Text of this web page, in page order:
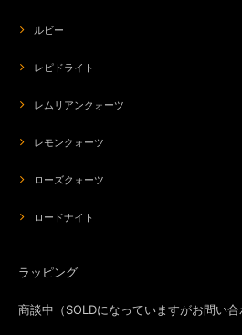
ルビー
レピドライト
レムリアンクォーツ
レモンクォーツ
ローズクォーツ
ロードナイト
ラッピング
商談中（SOLDになっていますがお問い合